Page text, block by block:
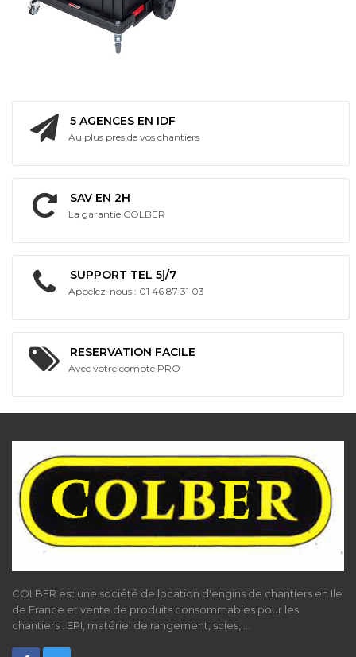
5 AGENCES EN IDF
Au plus pres de vos chantiers
SAV EN 2H
La garantie COLBER
SUPPORT TEL 5j/7
Appelez-nous : 01 46 87 31 03
RESERVATION FACILE
Avec votre compte PRO
COLBER est une société de location d'engins de chantiers en Ile
de France et vente de produits consommables pour les
chantiers : EPI, matériel de rangement, scies, ...